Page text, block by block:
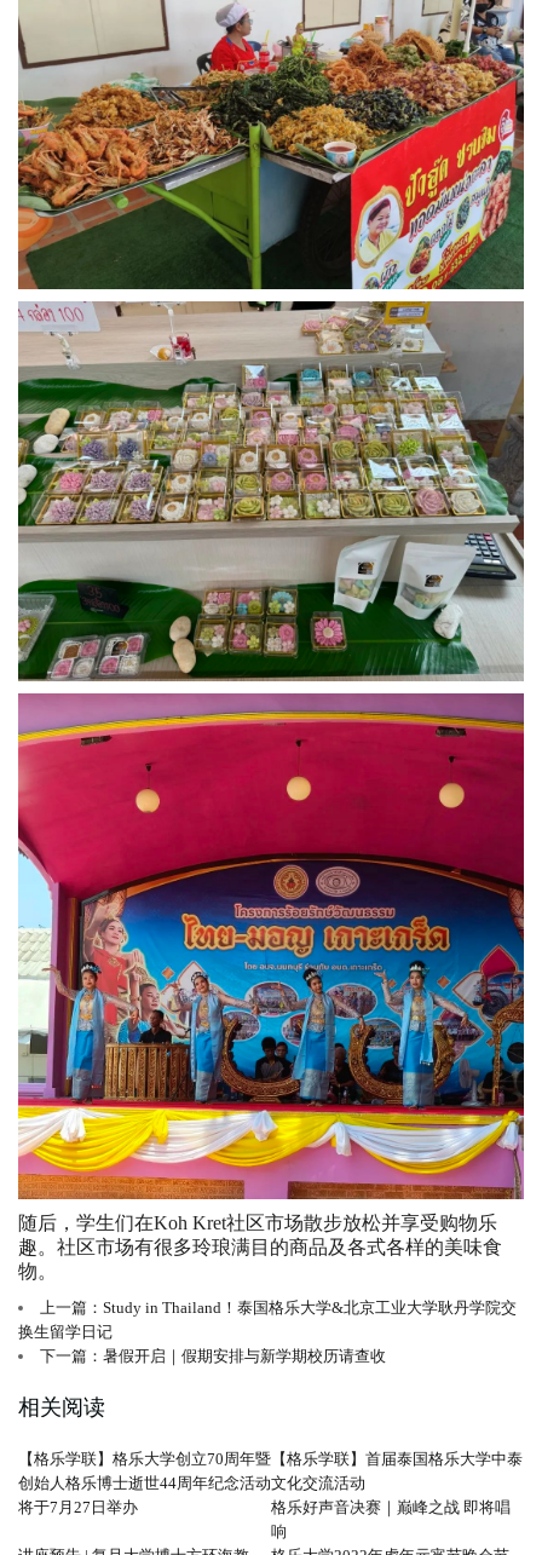
随后，学生们在Koh Kret社区市场散步放松并享受购物乐
趣。社区市场有很多玲琅满目的商品及各式各样的美味食
物。
上一篇：Study in Thailand！泰国格乐大学&北京工业大学耿丹学院交
换生留学日记
下一篇：暑假开启｜假期安排与新学期校历请查收
相关阅读
【格乐学联】格乐大学创立70周年暨
创始人格乐博士逝世44周年纪念活动
将于7月27日举办
【格乐学联】首届泰国格乐大学中泰
文化交流活动
格乐好声音决赛｜巅峰之战 即将唱
响